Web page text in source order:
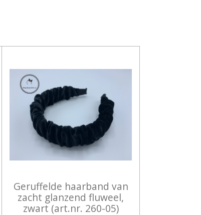
Geruffelde haarband van
zacht glanzend fluweel,
zwart (art.nr. 260-05)